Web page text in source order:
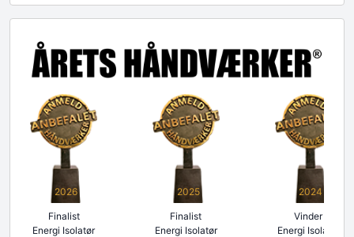
2026
Finalist
Energi Isolatør
2025
Finalist
Energi Isolatør
2024
Vinder
Energi Isolatør